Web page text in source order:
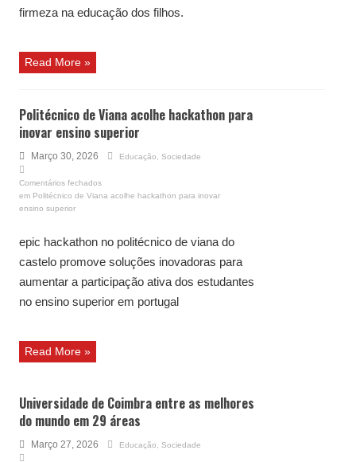
firmeza na educação dos filhos.
Read More »
Politécnico de Viana acolhe hackathon para
inovar ensino superior
Março 30, 2026 Educação Sociedade
Comentários fechados
em Politécnico de Viana acolhe hackathon para inovar
ensino superior
epic hackathon no politécnico de viana do
castelo promove soluções inovadoras para
aumentar a participação ativa dos estudantes
no ensino superior em portugal
Read More »
Universidade de Coimbra entre as melhores
do mundo em 29 áreas
Março 27, 2026 Educação Sociedade